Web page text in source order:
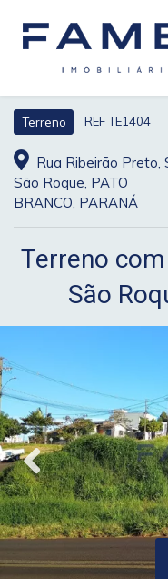
Terreno REF TE1404
Rua Ribeirão Preto,
São Roque, PATO
BRANCO, PARANÁ
Terreno
São